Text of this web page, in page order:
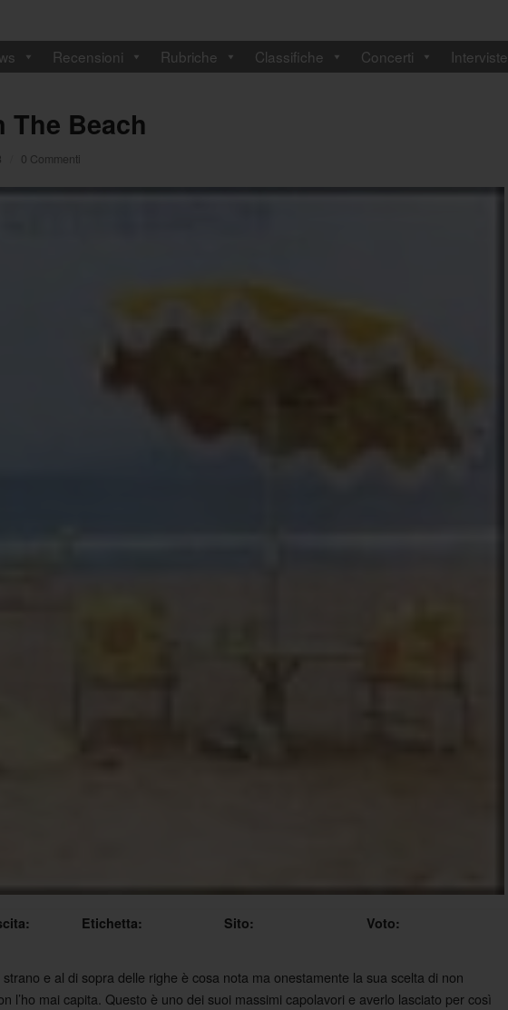
Recensioni Rubriche Classifiche Concerti Interviste
The Beach
0 Commenti
Etichetta: Sito: Voto:
e al di sopra delle righe è cosa nota ma onestamente la sua scelta di non
l’ho mai capita. Questo è uno dei suoi massimi capolavori e averlo lasciato per così